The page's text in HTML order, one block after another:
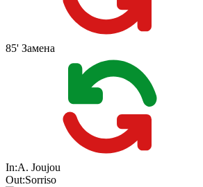
85' Замена
In:A. Joujou
Out:Sorriso